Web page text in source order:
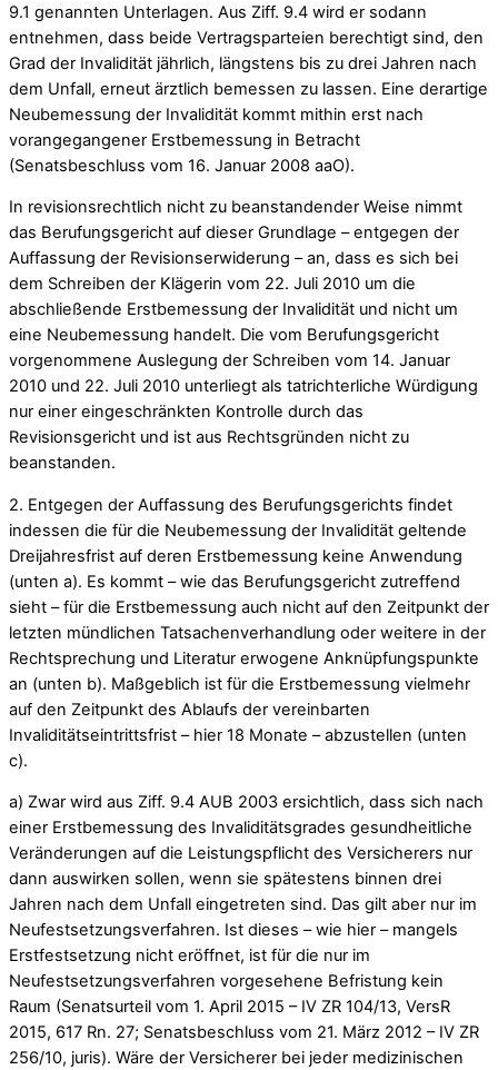
9.1 genannten Unterlagen. Aus Ziff. 9.4 wird er sodann
entnehmen, dass beide Vertragsparteien berechtigt sind, den
Grad der Invalidität jährlich, längstens bis zu drei Jahren nach
dem Unfall, erneut ärztlich bemessen zu lassen. Eine derartige
Neubemessung der Invalidität kommt mithin erst nach
vorangegangener Erstbemessung in Betracht
(Senatsbeschluss vom 16. Januar 2008 aaO).
In revisionsrechtlich nicht zu beanstandender Weise nimmt
das Berufungsgericht auf dieser Grundlage – entgegen der
Auffassung der Revisionserwiderung – an, dass es sich bei
dem Schreiben der Klägerin vom 22. Juli 2010 um die
abschließende Erstbemessung der Invalidität und nicht um
eine Neubemessung handelt. Die vom Berufungsgericht
vorgenommene Auslegung der Schreiben vom 14. Januar
2010 und 22. Juli 2010 unterliegt als tatrichterliche Würdigung
nur einer eingeschränkten Kontrolle durch das
Revisionsgericht und ist aus Rechtsgründen nicht zu
beanstanden.
2. Entgegen der Auffassung des Berufungsgerichts findet
indessen die für die Neubemessung der Invalidität geltende
Dreijahresfrist auf deren Erstbemessung keine Anwendung
(unten a). Es kommt – wie das Berufungsgericht zutreffend
sieht – für die Erstbemessung auch nicht auf den Zeitpunkt der
letzten mündlichen Tatsachenverhandlung oder weitere in der
Rechtsprechung und Literatur erwogene Anknüpfungspunkte
an (unten b). Maßgeblich ist für die Erstbemessung vielmehr
auf den Zeitpunkt des Ablaufs der vereinbarten
Invaliditätseintrittsfrist – hier 18 Monate – abzustellen (unten
c).
a) Zwar wird aus Ziff. 9.4 AUB 2003 ersichtlich, dass sich nach
einer Erstbemessung des Invaliditätsgrades gesundheitliche
Veränderungen auf die Leistungspflicht des Versicherers nur
dann auswirken sollen, wenn sie spätestens binnen drei
Jahren nach dem Unfall eingetreten sind. Das gilt aber nur im
Neufestsetzungsverfahren. Ist dieses – wie hier – mangels
Erstfestsetzung nicht eröffnet, ist für die nur im
Neufestsetzungsverfahren vorgesehene Befristung kein
Raum (Senatsurteil vom 1. April 2015 – IV ZR 104/13, VersR
2015, 617 Rn. 27; Senatsbeschluss vom 21. März 2012 – IV ZR
256/10, juris). Wäre der Versicherer bei jeder medizinischen